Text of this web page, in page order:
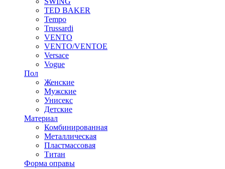
TED BAKER
Tempo
Trussardi
VENTO
VENTO/VENTOE
Versace
Vogue
Пол
Женские
Мужские
Унисекс
Детские
Материал
Комбинированная
Металлическая
Пластмассовая
Титан
Форма оправы